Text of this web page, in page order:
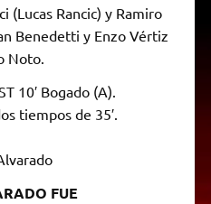
(Lucas Rancic) y Ramiro
Benedetti y Enzo Vértiz
Noto.
10′ Bogado (A).
tiempos de 35′.
FUE